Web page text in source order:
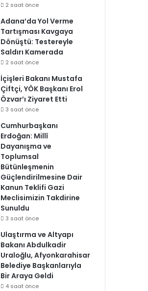
2 saat önce
Adana’da Yol Verme
Tartışması Kavgaya
Dönüştü: Testereyle
Saldırı Kamerada
2 saat önce
İçişleri Bakanı Mustafa
Çiftçi, YÖK Başkanı Erol
Özvar’ı Ziyaret Etti
3 saat önce
Cumhurbaşkanı
Erdoğan: Millî
Dayanışma ve
Toplumsal
Bütünleşmenin
Güçlendirilmesine Dair
Kanun Teklifi Gazi
Meclisimizin Takdirine
Sunuldu
3 saat önce
Ulaştırma ve Altyapı
Bakanı Abdulkadir
Uraloğlu, Afyonkarahisar
Belediye Başkanlarıyla
Bir Araya Geldi
4 saat önce